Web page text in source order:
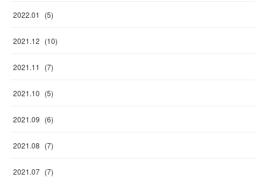
2022.01 (5)
2021.12 (10)
2021.11 (7)
2021.10 (5)
2021.09 (6)
2021.08 (7)
2021.07 (7)